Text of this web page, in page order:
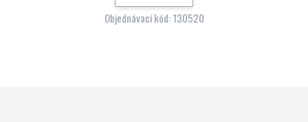
Objednávací kód: 130520